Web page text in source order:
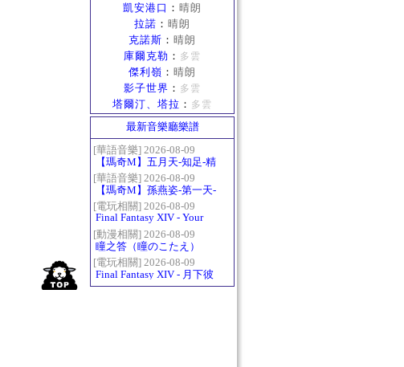
凱安港口 ： 晴朗
拉諾 ： 晴朗
克諾斯 ： 晴朗
庫爾克勒 ： 多雲
傑利嶺 ： 晴朗
影子世界 ： 多雲
塔爾汀、塔拉 ： 多雲
最新音樂廳樂譜
[華語音樂] 2026-08-09
【瑪奇M】五月天-知足-精
修版
[華語音樂] 2026-08-09
【瑪奇M】孫燕姿-第一天-
精修版
[電玩相關] 2026-08-09
Final Fantasy XIV - Your
Answer
[動漫相關] 2026-08-09
瞳之答（瞳のこたえ）
[電玩相關] 2026-08-09
Final Fantasy XIV - 月下彼
岸花 ～蛮神ツクヨミ討滅